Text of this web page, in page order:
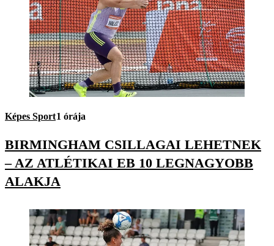
Képes Sport1 órája
BIRMINGHAM CSILLAGAI LEHETNEK
– AZ ATLÉTIKAI EB 10 LEGNAGYOBB
ALAKJA